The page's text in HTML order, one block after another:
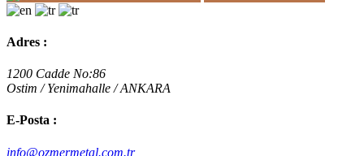
Adres :
1200 Cadde No:86
Ostim / Yenimahalle / ANKARA
E-Posta :
info@ozmermetal.com.tr